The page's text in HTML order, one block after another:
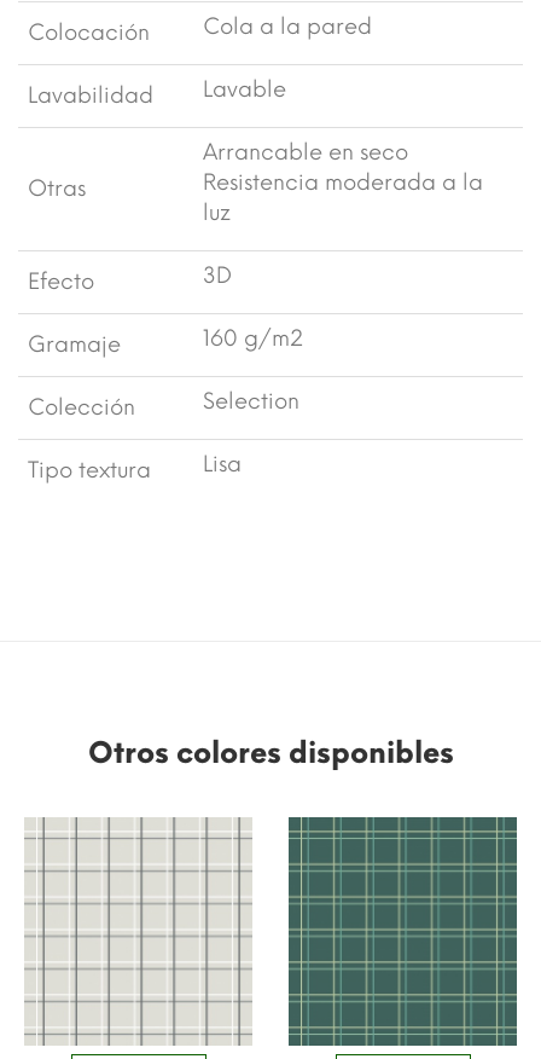
Colocación Cola a la pared
Lavabilidad Lavable
Otras
Arrancable en seco
Resistencia moderada a la
luz
Efecto 3D
Gramaje 160 g/m2
Colección Selection
Tipo textura Lisa
Otros colores disponibles